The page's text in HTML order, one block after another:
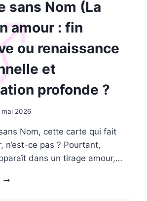
sans Nom (La
amour : fin
ou renaissance
et
profonde ?
mai 2026
Nom, cette carte qui fait
n’est-ce pas ? Pourtant,
dans un tirage amour,…